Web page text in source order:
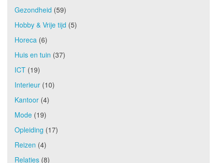
Gezondheid (59)
Hobby & Vrije tijd (5)
Horeca (6)
Huis en tuin (37)
ICT (19)
Interieur (10)
Kantoor (4)
Mode (19)
Opleiding (17)
Reizen (4)
Relaties (8)